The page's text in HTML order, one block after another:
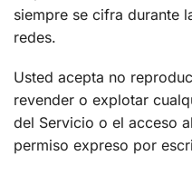
siempre se cifra durante
redes.
Usted acepta no
revender o explotar
del Servicio o el acceso
permiso expreso por